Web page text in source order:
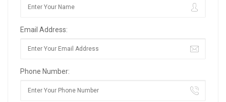
Email Address:
Phone Number: